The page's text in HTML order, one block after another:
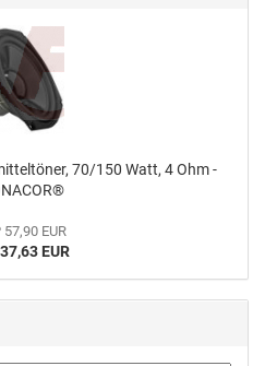
70/150 Watt, 4 Ohm -
57,90 EUR
EUR